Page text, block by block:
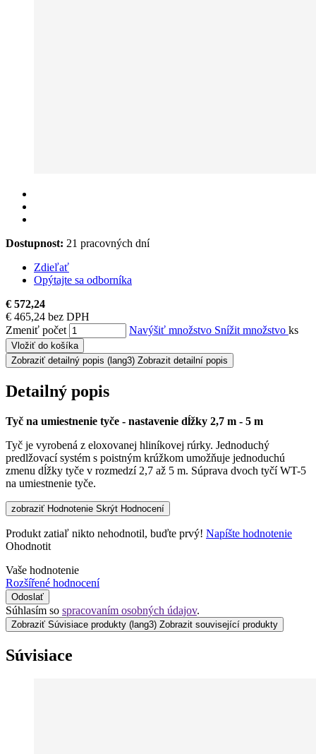
Dostupnost: 21 pracovných dní
Zdieľať
Opýtajte sa odborníka
€ 572,24
€ 465,24 bez DPH
Zmeniť počet
Navýšiť množstvo Snížit množstvo ks
Vložiť do košíka
Zobraziť detailný popis (lang3) Zobrazit detailní popis
Detailný popis
Tyč na umiestnenie tyče - nastavenie dĺžky 2,7 m - 5 m
Tyč je vyrobená z eloxovanej hliníkovej rúrky. Jednoduchý
predlžovací systém s poistným krúžkom umožňuje jednoduchú
zmenu dĺžky tyče v rozmedzí 2,7 až 5 m. Súprava dvoch tyčí WT-5
na umiestnenie tyče.
zobraziť Hodnotenie Skrýt Hodnocení
Produkt zatiaľ nikto nehodnotil, buďte prvý! Napíšte hodnotenie
Ohodnotit
Vaše hodnotenie
Rozšířené hodnocení
Odoslať
Súhlasím so spracovaním osobných údajov.
Zobraziť Súvisiace produkty (lang3) Zobrazit související produkty
Súvisiace